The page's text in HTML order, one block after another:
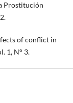
Prostitución
of conflict in
1, N° 3.